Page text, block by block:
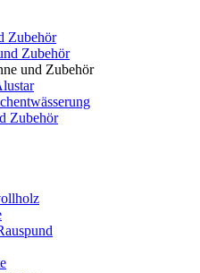
Zubehör
Zubehör
und Zubehör
Zubehör